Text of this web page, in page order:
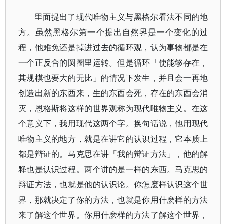
里面提出了现代唯物主义与黑格尔看法不同的地
方。虽然黑格尔第一个提出自然界是一个变化的过
程，他难免还是掉进过去的循环观，认为事物都是在
一个正反合的圆圈里运转。但是循环「使能够存在，
其规模也要大的无比」的情况下发生，并且会一再地
创造出新的东西来，生的东西会死，存在的东西会消
灭，恩格斯将这样的世界观称为现代唯物主义。在这
个意义下，我用现代这两个字。换句话说，他用现代
唯物主义的地方，就是在讲它的认识过程，它本质上
都是辩证的。马克思在讲「我的辩证方法」，他的解
释也是认识过程。两个讲的是一样的东西。马克思的
辩证方法，也就是他的认识论。你怎麽样认识这个世
界，那就决定了你的方法，也就是你用什麽样的方法
来了解这个世界。你用什麽样的方法了解这个世界，